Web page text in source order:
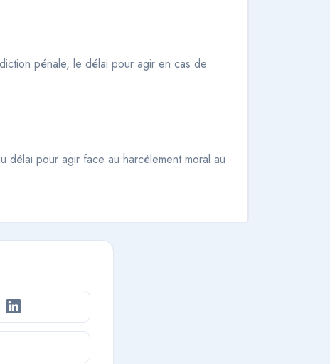
pénale, le délai pour agir en cas de
délai pour agir face au harcèlement moral au